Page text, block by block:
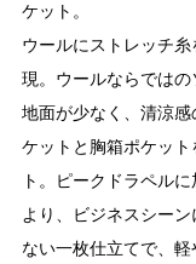
ケット。
ウールにストレッチ
現。ウールならでは
地面が少なく、清涼
ケットと胸箱ポケッ
ト。ピークドラペル
より、ビジネスシー
ない一枚仕立てで、